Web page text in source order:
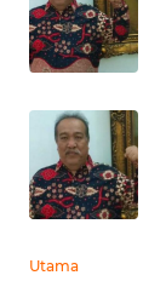
Utama
WN
JAMBI
WN
SULTRA
WN